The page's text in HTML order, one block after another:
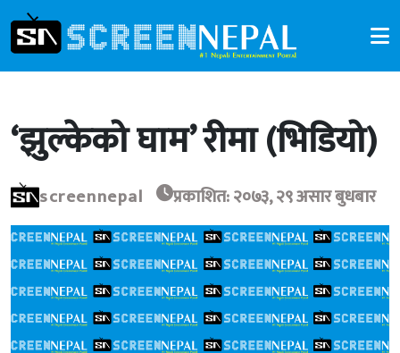
‘झुल्केको घाम’ रीमा (भिडियो)
screennepal प्रकाशित: २०७३, २९ असार बुधबार